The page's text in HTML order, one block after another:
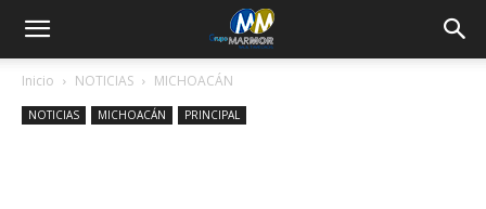
Inicio NOTICIAS MICHOACÁN
NOTICIAS MICHOACÁN PRINCIPAL